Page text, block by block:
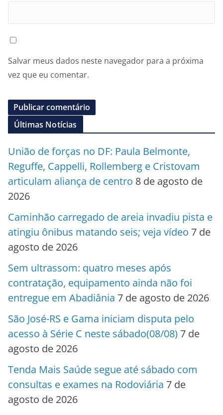
Salvar meus dados neste navegador para a próxima
vez que eu comentar.
Últimas Notícias
União de forças no DF: Paula Belmonte,
Reguffe, Cappelli, Rollemberg e Cristovam
articulam aliança de centro 8 de agosto de
2026
Caminhão carregado de areia invadiu pista e
atingiu ônibus matando seis; veja vídeo 7 de
agosto de 2026
Sem ultrassom: quatro meses após
contratação, equipamento ainda não foi
entregue em Abadiânia 7 de agosto de 2026
São José-RS e Gama iniciam disputa pelo
acesso à Série C neste sábado(08/08) 7 de
agosto de 2026
Tenda Mais Saúde segue até sábado com
consultas e exames na Rodoviária 7 de
agosto de 2026